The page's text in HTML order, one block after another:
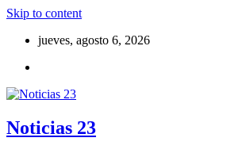
Skip to content
jueves, agosto 6, 2026
Noticias 23